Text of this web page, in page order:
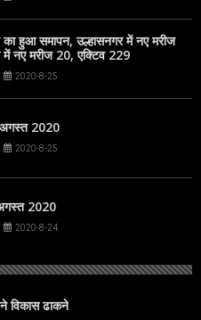
का हुआ समापन, उल्हासनगर में नए मरीज
नए मरीज 20, एक्टिव 229
2020-8-25
2020
2020-8-25
2020
2020-8-24
विकास ढाकने